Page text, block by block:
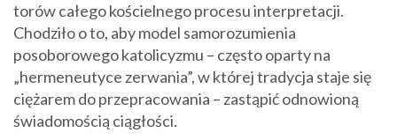
torów całego kościelnego procesu interpretacji.
Chodziło o to, aby model samorozumienia
posoborowego katolicyzmu – często oparty na
„hermeneutyce zerwania”, w której tradycja staje się
ciężarem do przepracowania – zastąpić odnowioną
świadomością ciągłości.